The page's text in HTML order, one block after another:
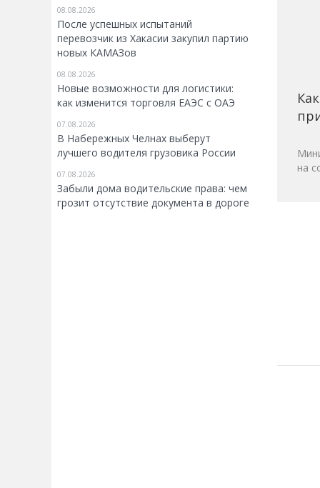
08.08.2026
После успешных испытаний
перевозчик из Хакасии закупил партию
новых КАМАЗов
08.08.2026
Новые возможности для логистики:
как изменится торговля ЕАЭС с ОАЭ
07.08.2026
В Набережных Челнах выберут
лучшего водителя грузовика России
07.08.2026
Забыли дома водительские права: чем
грозит отсутствие документа в дороге
на